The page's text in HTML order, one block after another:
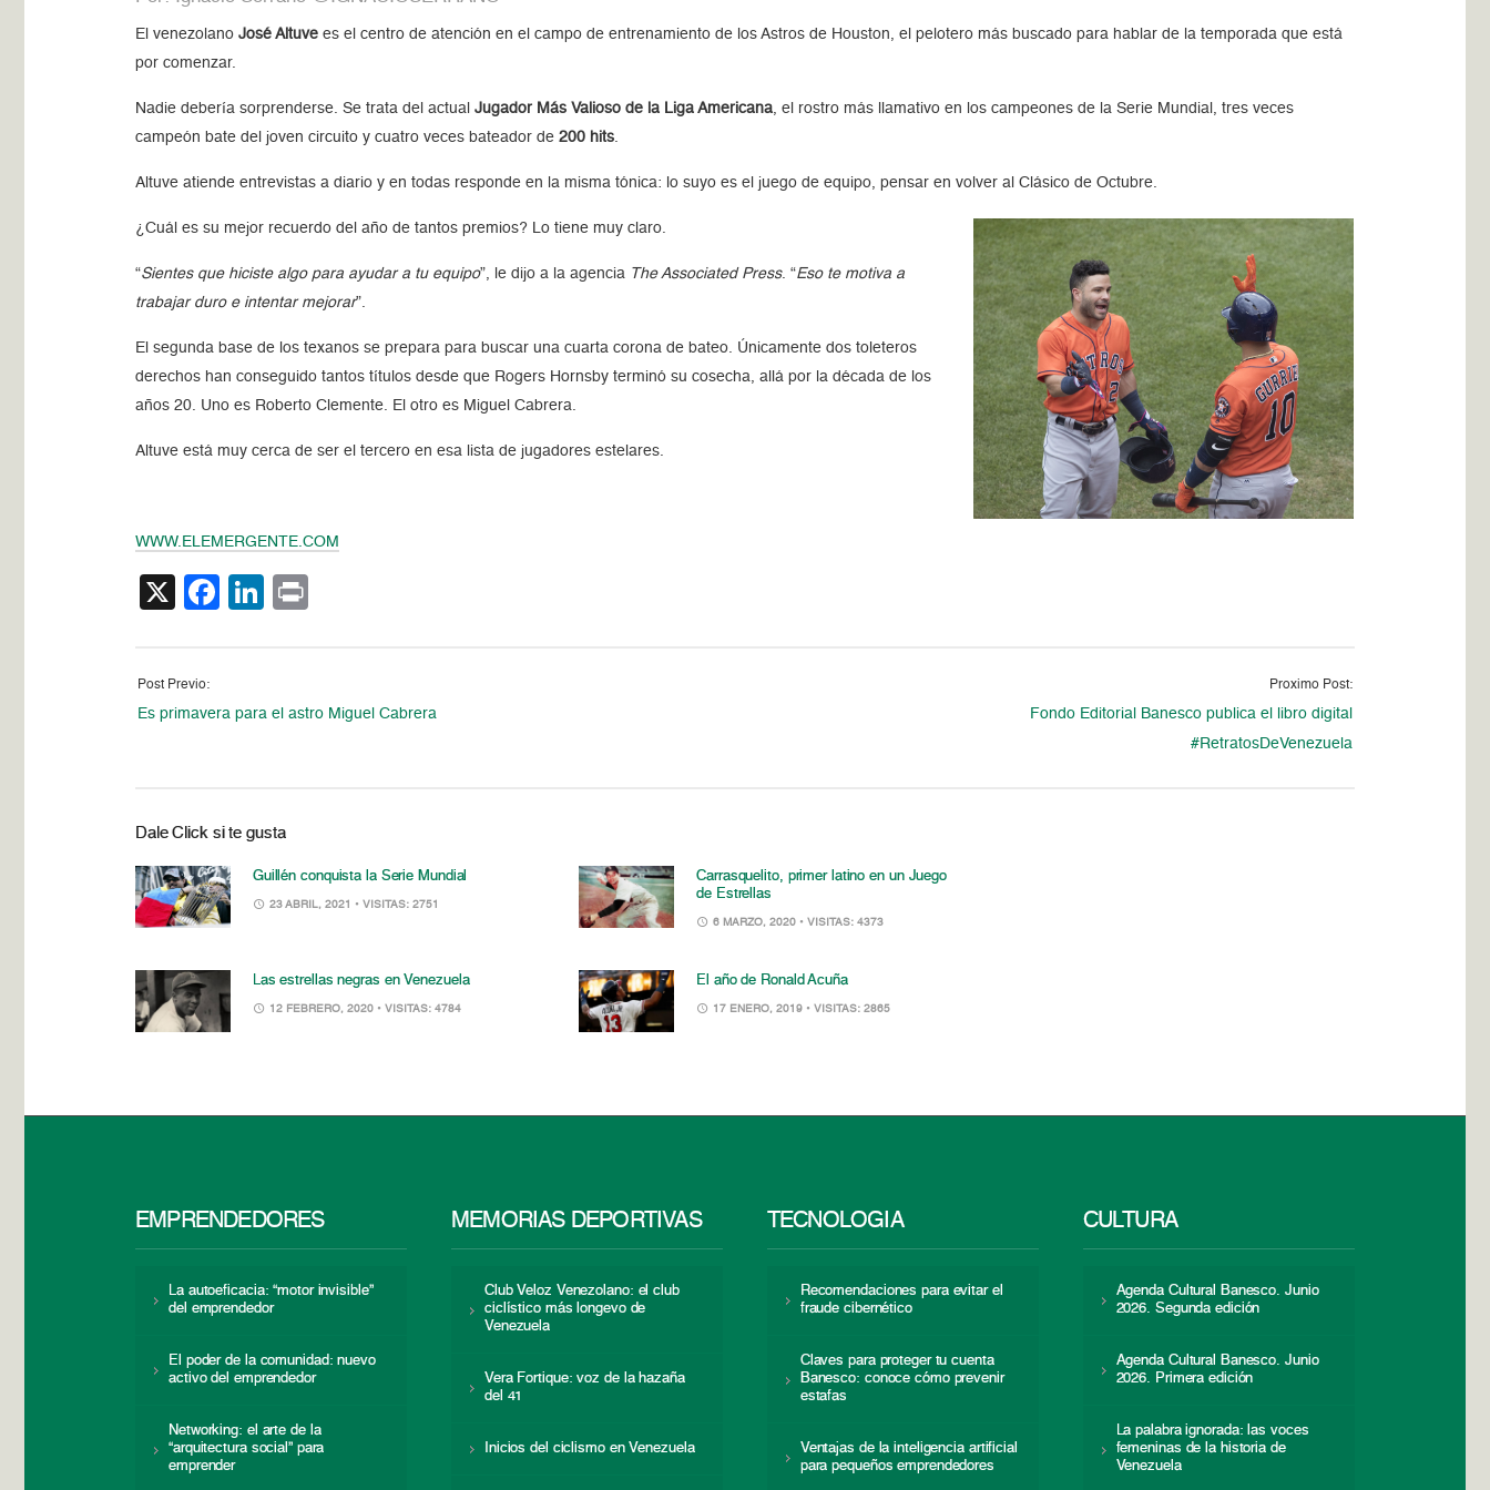
El venezolanoJosé Altuve es el centro de atención en el campo de entrenamiento de los Astros de Houston, el pelotero más buscado para hablar de la temporada que está
por comenzar.
Nadie debería sorprenderse. Se trata del actualJugador Más Valioso de la Liga Americana , el rostro más llamativo en los campeones de la Serie Mundial, tres veces
campeón bate del joven circuito y cuatro veces bateador de200 hits
Altuve atiende entrevistas a diario y en todas responde en la misma tónica: lo suyo es el juego de equipo, pensar en volver al Clásico de Octubre.
¿Cuál es su mejor recuerdo del año de tantos premios? Lo tiene muy claro.
“Sientes que hiciste algo para ayudar a tu equipo”, le dijo a la agencia The Associated Press. “Eso te motiva a
trabajar duro e intentar mejorar”.
El segunda base de los texanos se prepara para buscar una cuarta corona de bateo. Únicamente dos toleteros
derechos han conseguido tantos títulos desde que Rogers Hornsby terminó su cosecha, allá por la década de los
años 20. Uno es Roberto Clemente. El otro es Miguel Cabrera.
Altuve está muy cerca de ser el tercero en esa lista de jugadores estelares.
WWW.ELEMERGENTE.COM
X Facebook
LinkedIn
Post Previo:
Es primavera para el astro Miguel Cabrera
Proximo Post:
Fondo Editorial Banesco publica el libro digital
#RetratosDeVenezuela
Dale Click si te gusta
Guillén conquista la Serie Mundial
23 ABRIL, 2021 • VISITAS: 2751
Carrasquelito, primer latino en un Juego
de Estrellas
6 MARZO, 2020 • VISITAS: 4373
Las estrellas negras en Venezuela
12 FEBRERO, 2020 • VISITAS: 4784
El año de Ronald Acuña
17 ENERO, 2019 • VISITAS: 2865
EMPRENDEDORES
La autoeficacia: “motor invisible”
del emprendedor
El poder de la comunidad: nuevo
activo del emprendedor
Networking: el arte de la
“arquitectura social” para
emprender
MEMORIAS DEPORTIVAS
Club Veloz Venezolano: el club
ciclístico más longevo de
Venezuela
Vera Fortique: voz de la hazaña
del 41
Inicios del ciclismo en Venezuela
TECNOLOGÍA
Recomendaciones para evitar el
fraude cibernético
Claves para proteger tu cuenta
Banesco: conoce cómo prevenir
estafas
Ventajas de la inteligencia artificial
para pequeños emprendedores
CULTURA
Agenda Cultural Banesco. Junio
2026. Segunda edición
Agenda Cultural Banesco. Junio
2026. Primera edición
La palabra ignorada: las voces
femeninas de la historia de
Venezuela